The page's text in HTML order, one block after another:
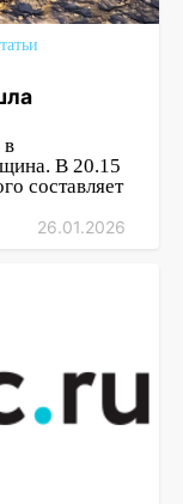
в
В 20.15
составляет
26.01.2026